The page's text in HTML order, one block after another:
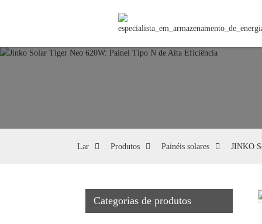
Lar Produtos Painéis solares JINKO
Categorias de produtos
Loading...
Loading...